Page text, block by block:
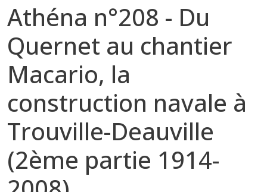
Athéna n°208 - Du
Quernet au chantier
Macario, la
construction navale à
Trouville-Deauville
(2ème partie 1914-